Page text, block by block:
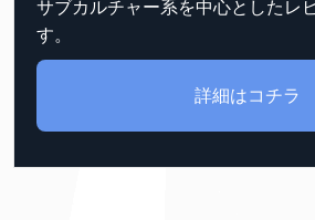
サブカルチャー系を中心としたレ
す。
詳細はコチラ